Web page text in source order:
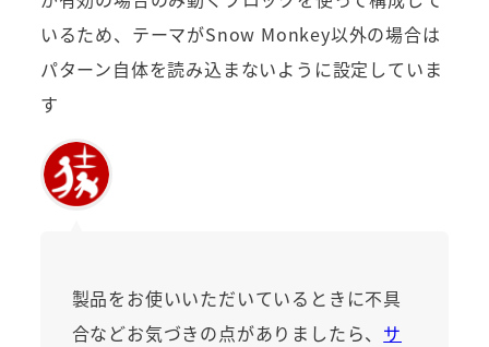
いるため、テーマがSnow Monkey以外の場合は
パターン自体を読み込まないように設定していま
す
製品をお使いいただいているときに不具
合などお気づきの点がありましたら、 サ